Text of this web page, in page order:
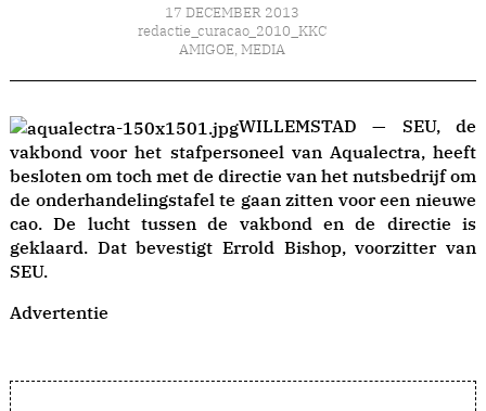
17 DECEMBER 2013
redactie_curacao_2010_KKC
AMIGOE, MEDIA
WILLEMSTAD — SEU, de
vakbond voor het stafpersoneel van Aqualectra, heeft
besloten om toch met de directie van het nutsbedrijf om
de onderhandelingstafel te gaan zitten voor een nieuwe
cao. De lucht tussen de vakbond en de directie is
geklaard. Dat bevestigt Errold Bishop, voorzitter van
SEU.
Advertentie